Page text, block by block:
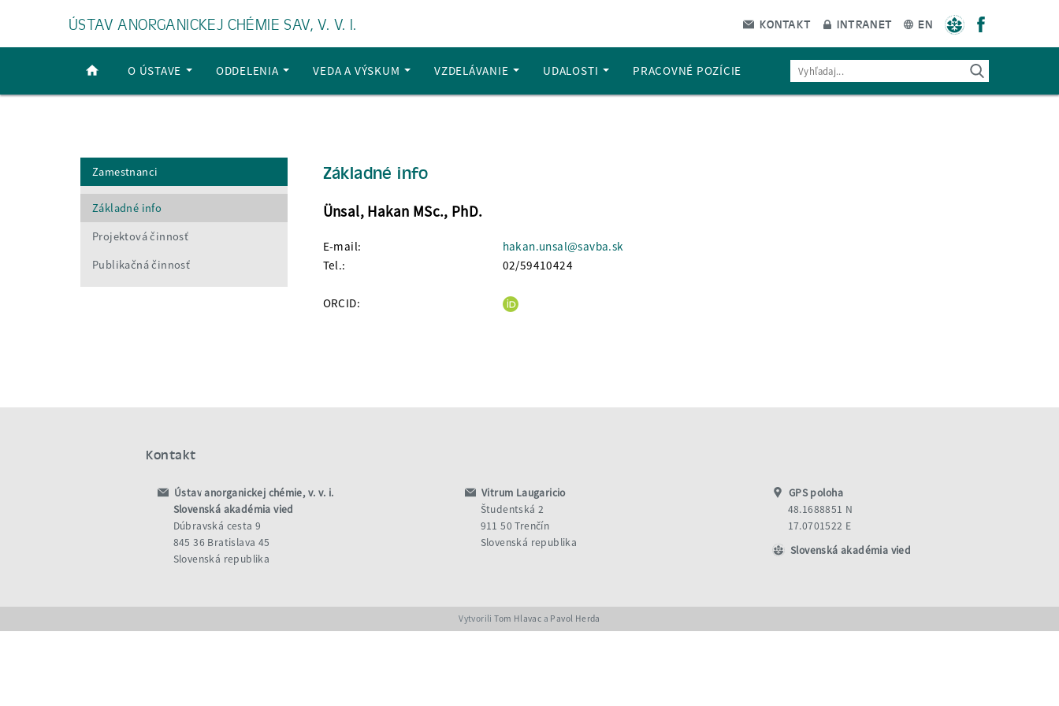
ÚSTAV ANORGANICKEJ CHÉMIE SAV, V. V. I. KONTAKT INTRANET EN
O ÚSTAVE ODDELENIA VEDA A VÝSKUM VZDELÁVANIE UDALOSTI PRACOVNÉ POZÍCIE
Základné info
Ünsal, Hakan MSc., PhD.
E-mail:
hakan.unsal@savba.sk
Tel.:
02/59410424
ORCID:
Zamestnanci
Základné info
Projektová činnosť
Publikačná činnosť
Kontakt
Ústav anorganickej chémie, v. v. i.
Slovenská akadémia vied
Dúbravská cesta 9
845 36 Bratislava 45
Slovenská republika
Vitrum Laugaricio
Študentská 2
911 50 Trenčín
Slovenská republika
GPS poloha
48.1688851 N
17.0701522 E
Slovenská akadémia vied
VytvoriliTom Hlavac a Pavol Herda